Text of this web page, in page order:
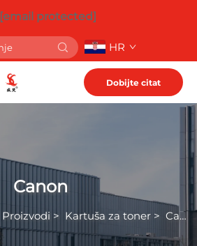
[email protected]
HR
Dobijte citat
Canon
Proizvodi > Kartuša za toner > Canon